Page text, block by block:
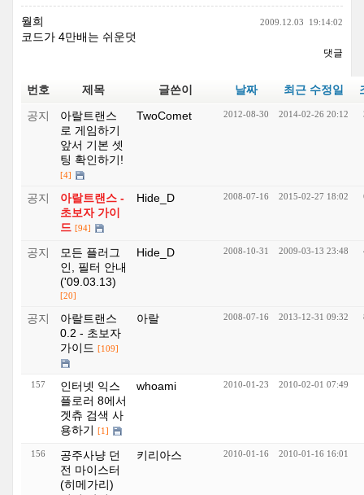
월희 2009.12.03 19:14:02
코드가 4만배는 쉬운덧
댓글
번호 제목 글쓴이 날짜 최근 수정일
공지
아랄트랜스
로 게임하기
앞서 기본 셋
팅 확인하기!
[4]
TwoComet 2012-08-30 2014-02-26 20:12
공지
아랄트랜스 -
초보자 가이
드 [94]
Hide_D 2008-07-16 2015-02-27 18:02
공지
모든 플러그
인, 필터 안내
('09.03.13)
[20]
Hide_D 2008-10-31 2009-03-13 23:48
공지
아랄트랜스
0.2 - 초보자
가이드 [109]
아랄 2008-07-16 2013-12-31 09:32
157
인터넷 익스
플로러 8에서
겟츄 검색 사
용하기 [1]
whoami 2010-01-23 2010-02-01 07:49
156
공주사냥 던
전 마이스터
(히메가리)
키리아스 2010-01-16 2010-01-16 16:01